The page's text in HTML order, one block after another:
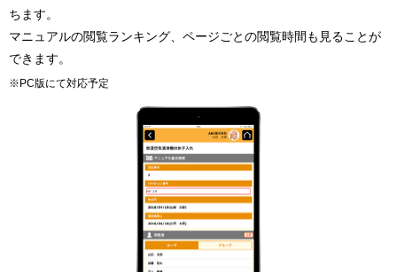
ちます。
マニュアルの閲覧ランキング、ページごとの閲覧時間も見ることが
できます。
※PC版にて対応予定